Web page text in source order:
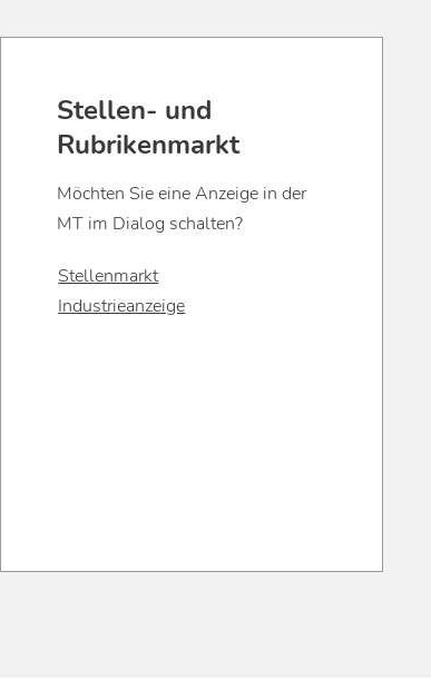
Stellen- und
Rubrikenmarkt
Möchten Sie eine Anzeige in der
MT im Dialog schalten?
Stellenmarkt
Industrieanzeige